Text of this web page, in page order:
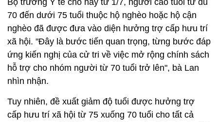
70 đến dưới 75 tuổi thuộc hộ nghèo hoặc hộ cận
nghèo đã được đưa vào diện hưởng trợ cấp hưu trí
xã hội. "Đây là bước tiến quan trọng, từng bước đáp
ứng kiến nghị của cử tri về việc mở rộng chính sách
hỗ trợ cho nhóm người từ 70 tuổi trở lên", bà Lan
nhìn nhận.
Tuy nhiên, đề xuất giảm độ tuổi được hưởng trợ
cấp hưu trí xã hội từ 75 xuống 70 tuổi cho tất cả